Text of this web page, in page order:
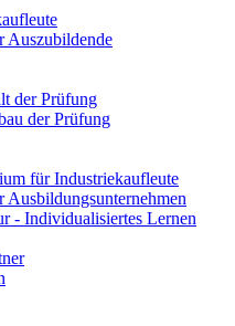
Auszubildende
der Prüfung
der Prüfung
für Industriekaufleute
Ausbildungsunternehmen
- Individualisiertes Lernen